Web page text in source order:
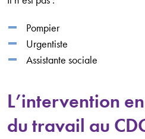
Pompier
Urgentiste
Assistante sociale
L’intervention
du travail au